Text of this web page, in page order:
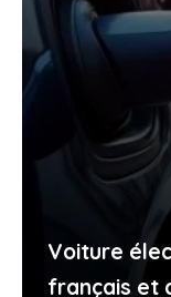
Voiture
français et